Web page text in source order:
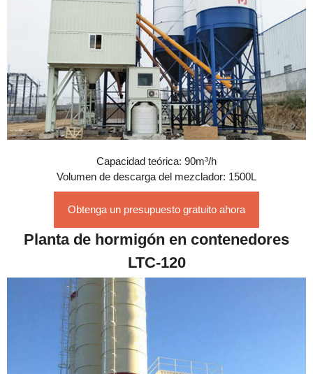
Capacidad teórica: 90m³/h
Volumen de descarga del mezclador: 1500L
Obtenga un presupuesto gratuito ahora
Planta de hormigón en contenedores
LTC-120